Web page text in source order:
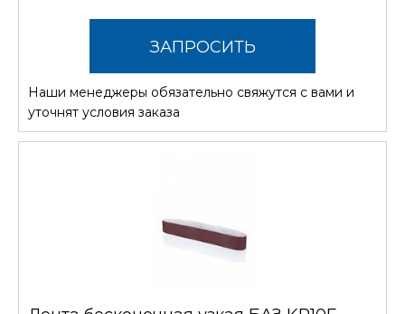
ЗАПРОСИТЬ
СТОИМОСТЬ
Наши менеджеры обязательно свяжутся с вами и
уточнят условия заказа